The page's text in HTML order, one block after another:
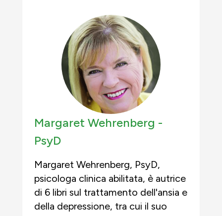
Margaret Wehrenberg -
PsyD
Margaret Wehrenberg, PsyD,
psicologa clinica abilitata, è autrice
di 6 libri sul trattamento dell'ansia e
della depressione, tra cui il suo